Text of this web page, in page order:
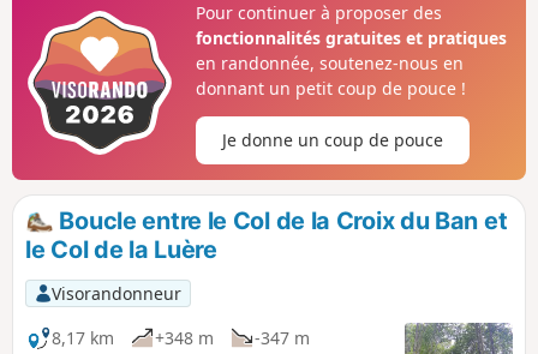
Pour continuer à proposer des
fonctionnalités gratuites et pratiques
en randonnée, soutenez-nous en
donnant un petit coup de pouce !
Je donne un coup de pouce
Boucle entre le Col de la Croix du Ban et
le Col de la Luère
Visorandonneur
8,17 km
+348 m
-347 m